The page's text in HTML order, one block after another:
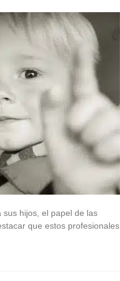
hijos, el papel de las
que estos profesionales